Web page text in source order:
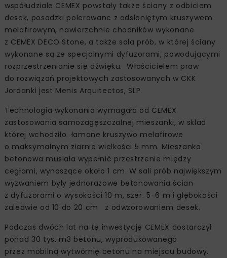
współudziale CEMEX powstały także ściany z odbiciem
desek, posadzki polerowane z odsłoniętym kruszywem
melafirowym, nawierzchnie chodników wykonane
z CEMEX DECO Stone, a także sala prób, w której ściany
wykonane są ze specjalnymi dyfuzorami, powodującymi
rozprzestrzenianie się dźwięku. Właścicielem praw
do rozwiązań projektowych zastosowanych w CKK
Jordanki jest Menis Arquitectos, SLP.
Technologia wykonania wymagała od CEMEX
zastosowania samozagęszczalnej mieszanki, w skład
której wchodziło łamane kruszywo melafirowe
o maksymalnym ziarnie wielkości 5 mm. Mieszanka
betonowa musiała wypełnić przestrzenie między
cegłami, wynoszące około 1 cm. W sali prób największym
wyzwaniem były jednorazowe betonowania ścian
z dyfuzorami o wysokości 10 m, szer. 5-6 m i głębokości
zaledwie od 10 do 20 cm z odwzorowaniem desek.
Podczas dwóch lat na tę inwestycję CEMEX dostarczył
ponad 30 tys. m3 betonu, wyprodukowanego
przez mobilną wytwórnię betonu na miejscu budowy.